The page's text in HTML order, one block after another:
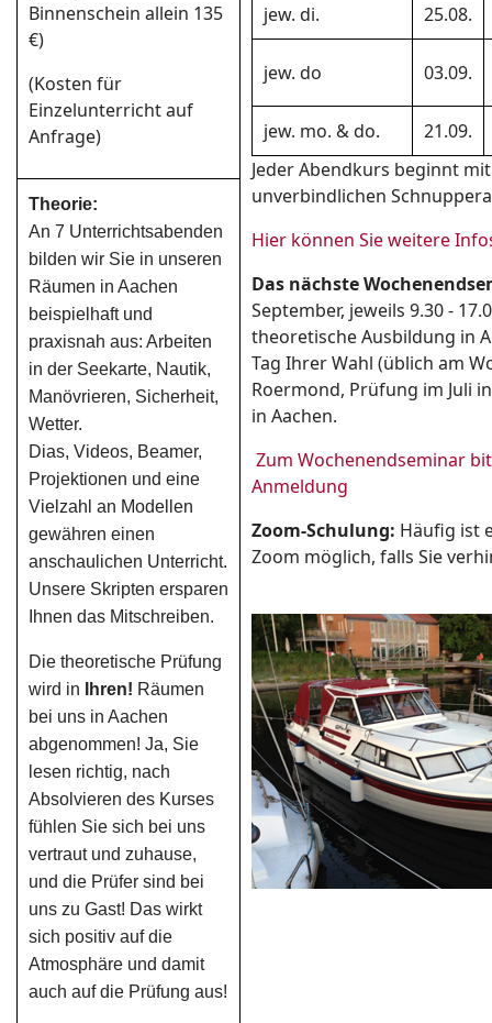
jew. di. 25.08.
jew. do 03.09.
jew. mo. & do.
21.09.
Jeder Abendkurs beginnt
unverbindlichen
Hier können Sie weitere
Das nächste
September, jeweils 9.30 -
theoretische Ausbildung in
Tag Ihrer Wahl (üblich am
Roermond, Prüfung im Juli
in Aachen.
Zum Wochenendseminar
Anmeldung
Zoom-Schulung: Häufig ist
Zoom möglich, falls Sie
Binnenschein allein 135
€)
(Kosten für
Einzelunterricht auf
Anfrage)
Theorie:
An 7 Unterrichtsabenden
bilden wir Sie in unseren
Räumen in Aachen
beispielhaft und
praxisnah aus: Arbeiten
in der Seekarte, Nautik,
Manövrieren, Sicherheit,
Wetter.
Dias, Videos, Beamer,
Projektionen und eine
Vielzahl an Modellen
gewähren einen
anschaulichen Unterricht.
Unsere Skripten ersparen
Ihnen das Mitschreiben.
Die theoretische Prüfung
wird in Ihren! Räumen
bei uns in Aachen
abgenommen! Ja, Sie
lesen richtig, nach
Absolvieren des Kurses
fühlen Sie sich bei uns
vertraut und zuhause,
und die Prüfer sind bei
uns zu Gast! Das wirkt
sich positiv auf die
Atmosphäre und damit
auch auf die Prüfung aus!